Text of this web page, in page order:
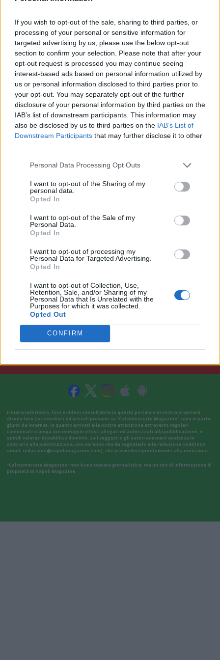
If you wish to opt-out of the sale, sharing to third parties, or
processing of your personal or sensitive information for
targeted advertising by us, please use the below opt-out
section to confirm your selection. Please note that after your
opt-out request is processed you may continue seeing
interest-based ads based on personal information utilized by
us or personal information disclosed to third parties prior to
your opt-out. You may separately opt-out of the further
disclosure of your personal information by third parties on the
IAB’s list of downstream participants. This information may
also be disclosed by us to third parties on the IAB’s List of
Downstream Participants that may further disclose it to other
Personal Data Processing Opt Outs
I want to opt-out of the Sharing of my
personal data.
Opted In
I want to opt-out of the Sale of my
Personal Data.
Opted In
I want to opt-out of processing my
Personal Data for Targeted Advertising.
Opted In
I want to opt-out of Collection, Use,
Retention, Sale, and/or Sharing of my
Personal Data that Is Unrelated with the
Purposes for which it was collected.
Opted Out
CONFIRM
entrare a far parte di questa società. Non vedo l’ora di
cominciare questo nuovo percorso, di mettermi a
disposizione della squadra e dare il mio contributo, dentro e
fuori dall’acqua. Il mio obiettivo personale sarà quello di
crescere il più possibile, imparando ogni giorno dalle mie
compagne. Darò tutto per ripagare la fiducia della società».
Una giocatrice giovane e molto duttile, capace di coprire tutte
le zone del campo, che risponde alle necessità della sua nuova
squadra, come spiega il coach dell’Ekipe Orizzonte: «Vittoria –
sottolinea Martina Miceli – è un difensore solido, dotato di un
gran tiro e con ottime qualità nell’uno contro uno in attacco.
me che a Tania, quindi crediamo che sarà un ottimo
sicura che insieme potremo crescere molto».
Il materiale (testo, foto e video) consultabile in questo portale è di nostra proprietà.
Alcune foto (screenshot) ed articoli presenti su "Calciomercato Magazine" sono in parte
giunti da internet, in quanto arrivati alla nostra attenzione attraverso regolari
comunicati stampa con immagini e testi allegati ed autorizzati alla pubblicazione, e
quindi valutati di pubblico dominio. Se i soggetti o gli autori avessero qualcosa in
contrario alla pubblicazione, non avranno che da segnalarlo alla redazione (indirizzo
email: redazione@napolimagazine.com), che provvederà prontamente alla rimozione.
"Calciomercato Magazine" non è una testata giornalistica, ma un sito di informazione di
proprietà di Napoli Magazine.